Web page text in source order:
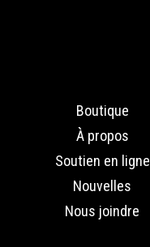
Boutique
À propos
Soutien en ligne
Nouvelles
Nous joindre